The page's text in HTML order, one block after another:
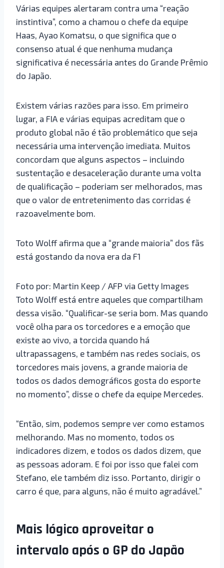
Várias equipes alertaram contra uma “reação
instintiva”, como a chamou o chefe da equipe
Haas, Ayao Komatsu, o que significa que o
consenso atual é que nenhuma mudança
significativa é necessária antes do Grande Prêmio
do Japão.
Existem várias razões para isso. Em primeiro
lugar, a FIA e várias equipas acreditam que o
produto global não é tão problemático que seja
necessária uma intervenção imediata. Muitos
concordam que alguns aspectos – incluindo
sustentação e desaceleração durante uma volta
de qualificação – poderiam ser melhorados, mas
que o valor de entretenimento das corridas é
razoavelmente bom.
Toto Wolff afirma que a “grande maioria” dos fãs
está gostando da nova era da F1
Foto por: Martin Keep / AFP via Getty Images
Toto Wolff está entre aqueles que compartilham
dessa visão. “Qualificar-se seria bom. Mas quando
você olha para os torcedores e a emoção que
existe ao vivo, a torcida quando há
ultrapassagens, e também nas redes sociais, os
torcedores mais jovens, a grande maioria de
todos os dados demográficos gosta do esporte
no momento”, disse o chefe da equipe Mercedes.
“Então, sim, podemos sempre ver como estamos
melhorando. Mas no momento, todos os
indicadores dizem, e todos os dados dizem, que
as pessoas adoram. E foi por isso que falei com
Stefano, ele também diz isso. Portanto, dirigir o
carro é que, para alguns, não é muito agradável.”
Mais lógico aproveitar o
intervalo após o GP do Japão